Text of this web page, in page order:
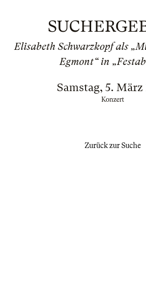
Elisabeth Schwarzkopf als
Egmont“ in
Samstag, 5. März
Konzert
Zurück zur Suche